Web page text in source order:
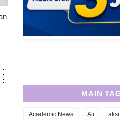
MAIN
Academic News Air